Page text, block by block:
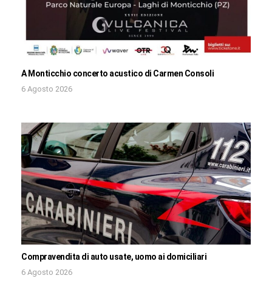
A Monticchio concerto acustico di Carmen Consoli
6 Agosto 2026
Compravendita di auto usate, uomo ai domiciliari
6 Agosto 2026